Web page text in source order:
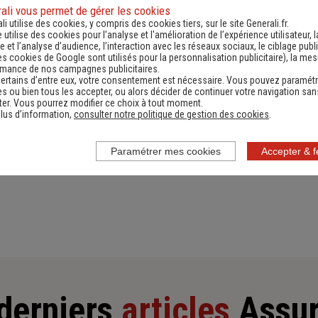
Les fortes chaleurs et les épisodes de canicule peuvent
représenter un danger pour votre santé et plus encore
pour celle de vos jeunes enfants ou de vos proches âgés.
Des précautions sont à prendre pour éviter les malaises
et les coups de chaleur. Nos conseils pour traverser la
canicule sans encombre.
Lire l'article
Voir tous les articles
vous permet de gérer les cookies
utilise des cookies, y compris des cookies tiers, sur le site Generali.fr.
utilise des cookies pour l’analyse et l'amélioration de l’expérience utilisateur,
et l’analyse d’audience, l’interaction avec les réseaux sociaux, le ciblage
cookies de Google sont utilisés pour la personnalisation publicitaire), la
de nos campagnes publicitaires.
d’entre eux, votre consentement est nécessaire. Vous pouvez
ou bien tous les accepter, ou alors décider de continuer votre navigation
Vous pourrez modifier ce choix à tout moment.
d’information, consulter notre politique de gestion des cookies.
Accepter &
Paramétrer mes cookies